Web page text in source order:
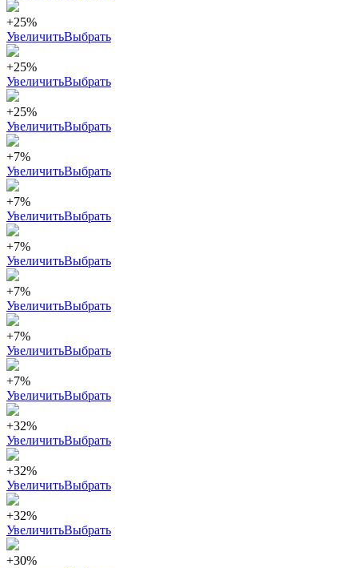
+25%
УвеличитьВыбрать
+25%
УвеличитьВыбрать
+25%
УвеличитьВыбрать
+7%
УвеличитьВыбрать
+7%
УвеличитьВыбрать
+7%
УвеличитьВыбрать
+7%
УвеличитьВыбрать
+7%
УвеличитьВыбрать
+7%
УвеличитьВыбрать
+32%
УвеличитьВыбрать
+32%
УвеличитьВыбрать
+32%
УвеличитьВыбрать
+30%